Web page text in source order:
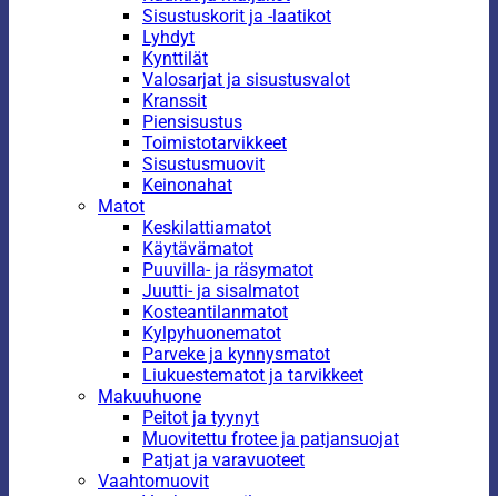
Sisustuskorit ja -laatikot
Lyhdyt
Kynttilät
Valosarjat ja sisustusvalot
Kranssit
Piensisustus
Toimistotarvikkeet
Sisustusmuovit
Keinonahat
Matot
Keskilattiamatot
Käytävämatot
Puuvilla- ja räsymatot
Juutti- ja sisalmatot
Kosteantilanmatot
Kylpyhuonematot
Parveke ja kynnysmatot
Liukuestematot ja tarvikkeet
Makuuhuone
Peitot ja tyynyt
Muovitettu frotee ja patjansuojat
Patjat ja varavuoteet
Vaahtomuovit